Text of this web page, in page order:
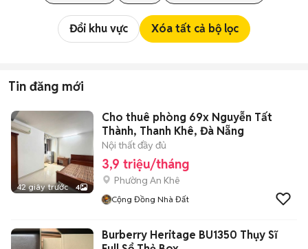
Đổi khu vực Xóa tất cả bộ lọc
Tin đăng mới
42 giây trước 4
Cho thuê phòng 69x Nguyễn Tất
Thành, Thanh Khê, Đà Nẵng
Nội thất đầy đủ
3,9 triệu/tháng
Phường An Khê
Cộng Đồng Nhà Đất
Burberry Heritage BU1350 Thụy Sĩ